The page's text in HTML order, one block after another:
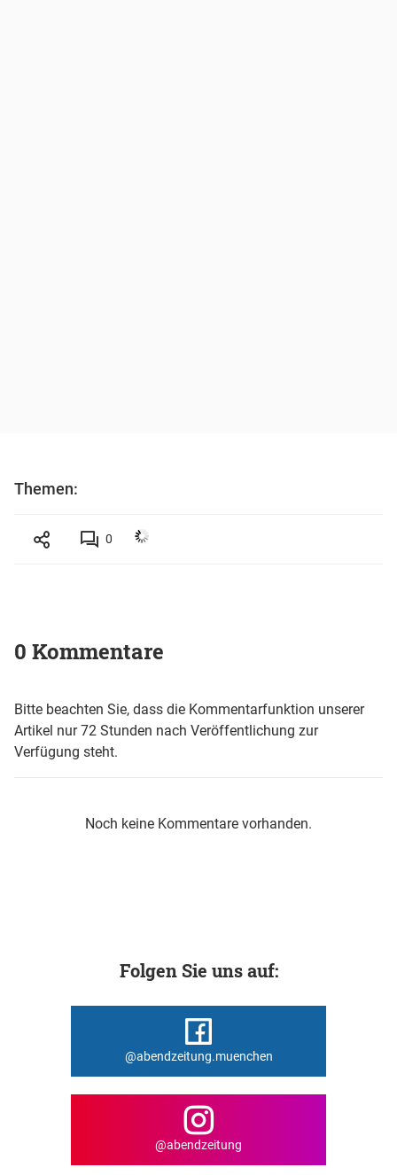
Themen:
0
0 Kommentare
Bitte beachten Sie, dass die Kommentarfunktion unserer
Artikel nur 72 Stunden nach Veröffentlichung zur
Verfügung steht.
Noch keine Kommentare vorhanden.
Folgen Sie uns auf:
@abendzeitung.muenchen
@abendzeitung